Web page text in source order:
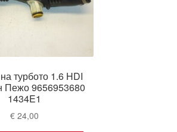
турбото 1.6 HDI
Пежо 9656953680
1434E1
€ 24,00